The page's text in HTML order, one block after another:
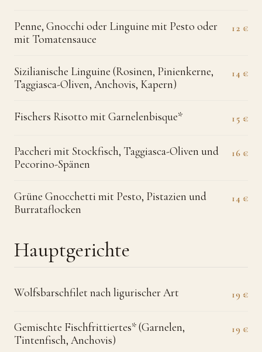
Penne, Gnocchi oder Linguine mit Pesto oder
mit Tomatensauce
12 €
Sizilianische Linguine (Rosinen, Pinienkerne,
Taggiasca-Oliven, Anchovis, Kapern)
14 €
Fischers Risotto mit Garnelenbisque* 15 €
Paccheri mit Stockfisch, Taggiasca-Oliven und
Pecorino-Spänen
16 €
Grüne Gnocchetti mit Pesto, Pistazien und
Burrataflocken
14 €
Hauptgerichte
Wolfsbarschfilet nach ligurischer Art 19 €
Gemischte Fischfrittiertes* (Garnelen,
Tintenfisch, Anchovis)
19 €